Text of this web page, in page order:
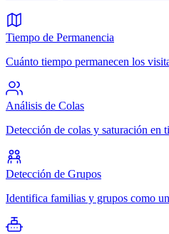
Tiempo de Permanencia
Cuánto tiempo permanecen los
Análisis de Colas
Detección de colas y saturación en
Detección de Grupos
Identifica familias y grupos como